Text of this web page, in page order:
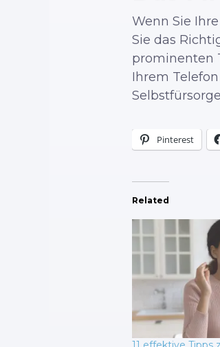
Wenn Sie
Sie das
prominenten
Ihrem
Pinterest
Related